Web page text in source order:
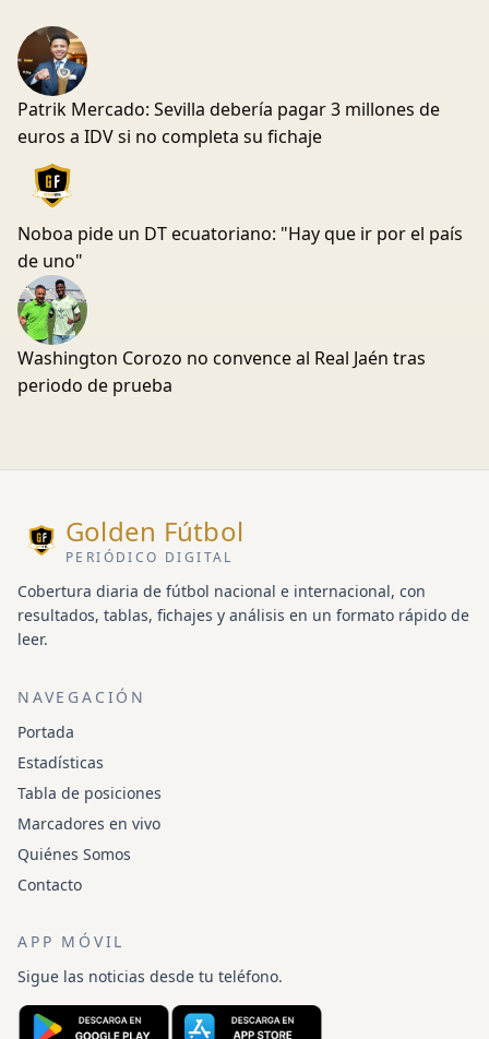
Patrik Mercado: Sevilla debería pagar 3 millones de
euros a IDV si no completa su fichaje
Noboa pide un DT ecuatoriano: "Hay que ir por el país
de uno"
Washington Corozo no convence al Real Jaén tras
periodo de prueba
Golden Fútbol
PERIÓDICO DIGITAL
Cobertura diaria de fútbol nacional e internacional, con
resultados, tablas, fichajes y análisis en un formato rápido de
leer.
NAVEGACIÓN
Portada
Estadísticas
Tabla de posiciones
Marcadores en vivo
Quiénes Somos
Contacto
APP MÓVIL
Sigue las noticias desde tu teléfono.